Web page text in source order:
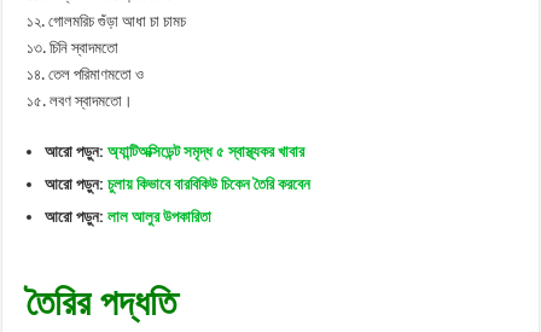
১২. গোলমরিচ গুঁড়া আধা চা চামচ
১৩. চিনি স্বাদমতো
১৪. তেল পরিমাণমতো ও
১৫. লবণ স্বাদমতো।
আরো পড়ুন:অ্যান্টিঅক্সিডেন্ট সমৃদ্ধ ৫ স্বাস্থ্যকর খাবার
আরো পড়ুন:চুলায় কিভাবে বারবিকিউ চিকেন তৈরি করবেন
আরো পড়ুন: লাল আলুর উপকারিতা
তৈরির পদ্ধতি